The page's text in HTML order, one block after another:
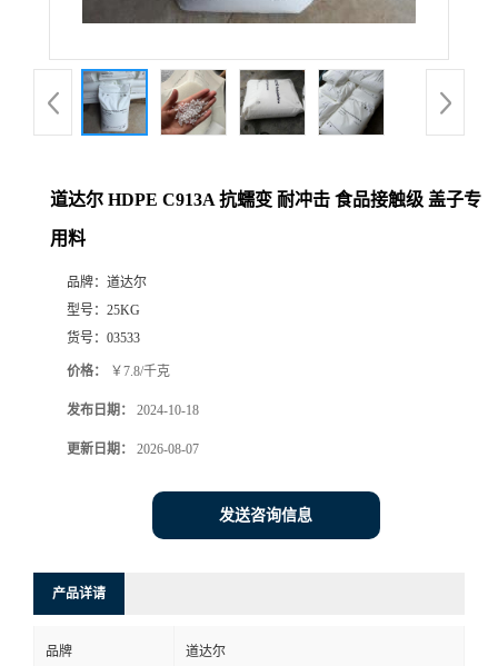
道达尔 HDPE C913A 抗蠕变 耐冲击 食品接触级 盖子专
用料
品牌： 道达尔
型号： 25KG
货号： 03533
价格： ￥7.8/千克
发布日期： 2024-10-18
更新日期： 2026-08-07
发送咨询信息
产品详请
品牌 道达尔